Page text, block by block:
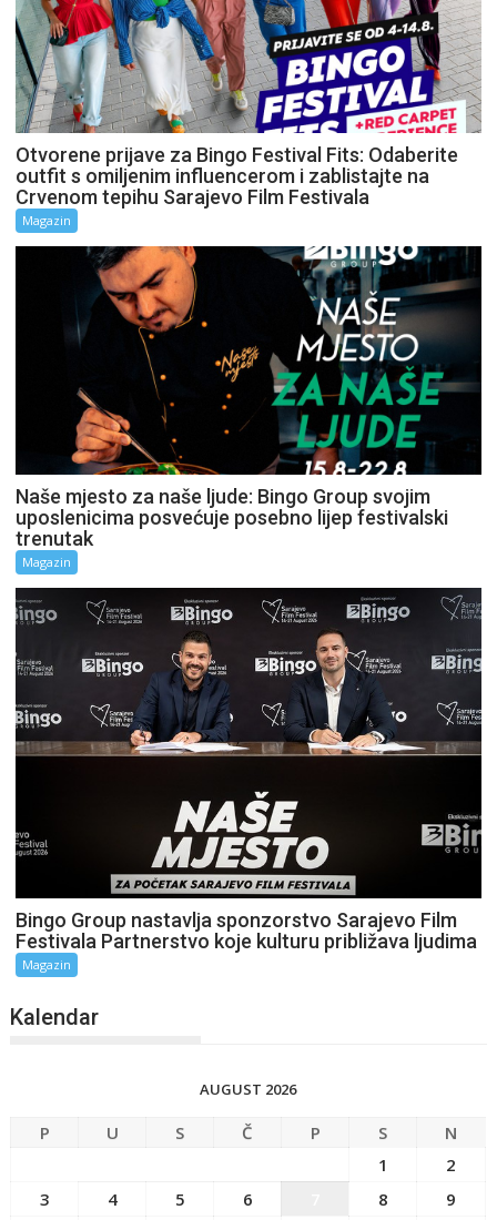
Otvorene prijave za Bingo Festival Fits: Odaberite
outfit s omiljenim influencerom i zablistajte na
Crvenom tepihu Sarajevo Film Festivala
Magazin
Naše mjesto za naše ljude: Bingo Group svojim
uposlenicima posvećuje posebno lijep festivalski
trenutak
Magazin
Bingo Group nastavlja sponzorstvo Sarajevo Film
Festivala Partnerstvo koje kulturu približava ljudima
Magazin
Kalendar
AUGUST 2026
P U S Č P S
N
1
2
3
4 5 6 8
9